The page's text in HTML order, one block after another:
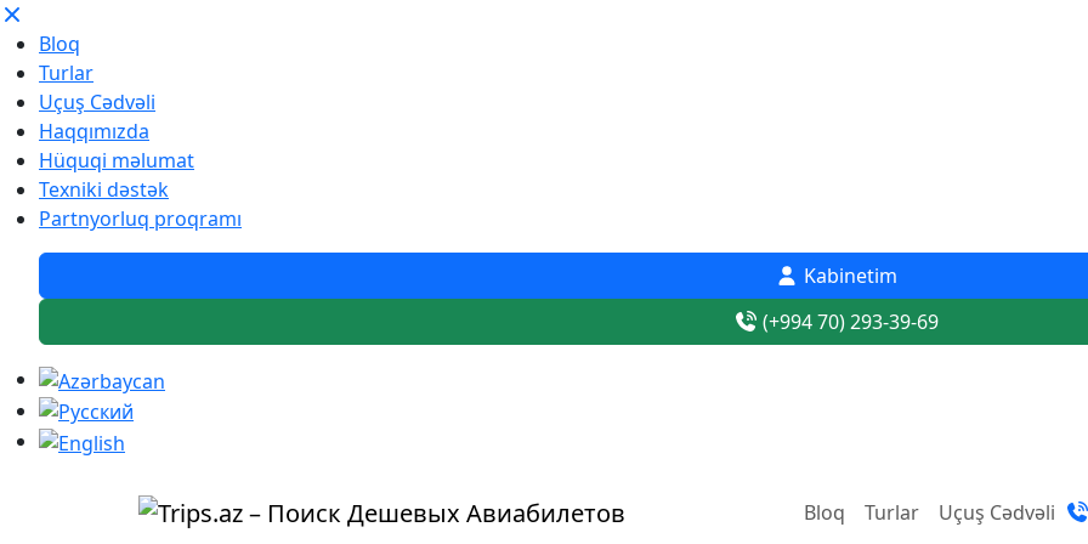
Bloq
Turlar
Uçuş Cədvəli
Haqqımızda
Hüquqi məlumat
Texniki dəstək
Partnyorluq proqramı
Kabinetim
(+994 70) 293-39-69
Bloq Turlar Uçuş Cədvəli